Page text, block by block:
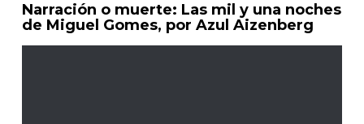
Narración o muerte: Las mil y una noches
de Miguel Gomes, por Azul Aizenberg